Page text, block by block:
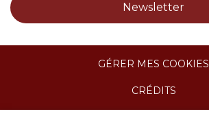
Newsletter
GÉRER MES COOKIES
CRÉDITS